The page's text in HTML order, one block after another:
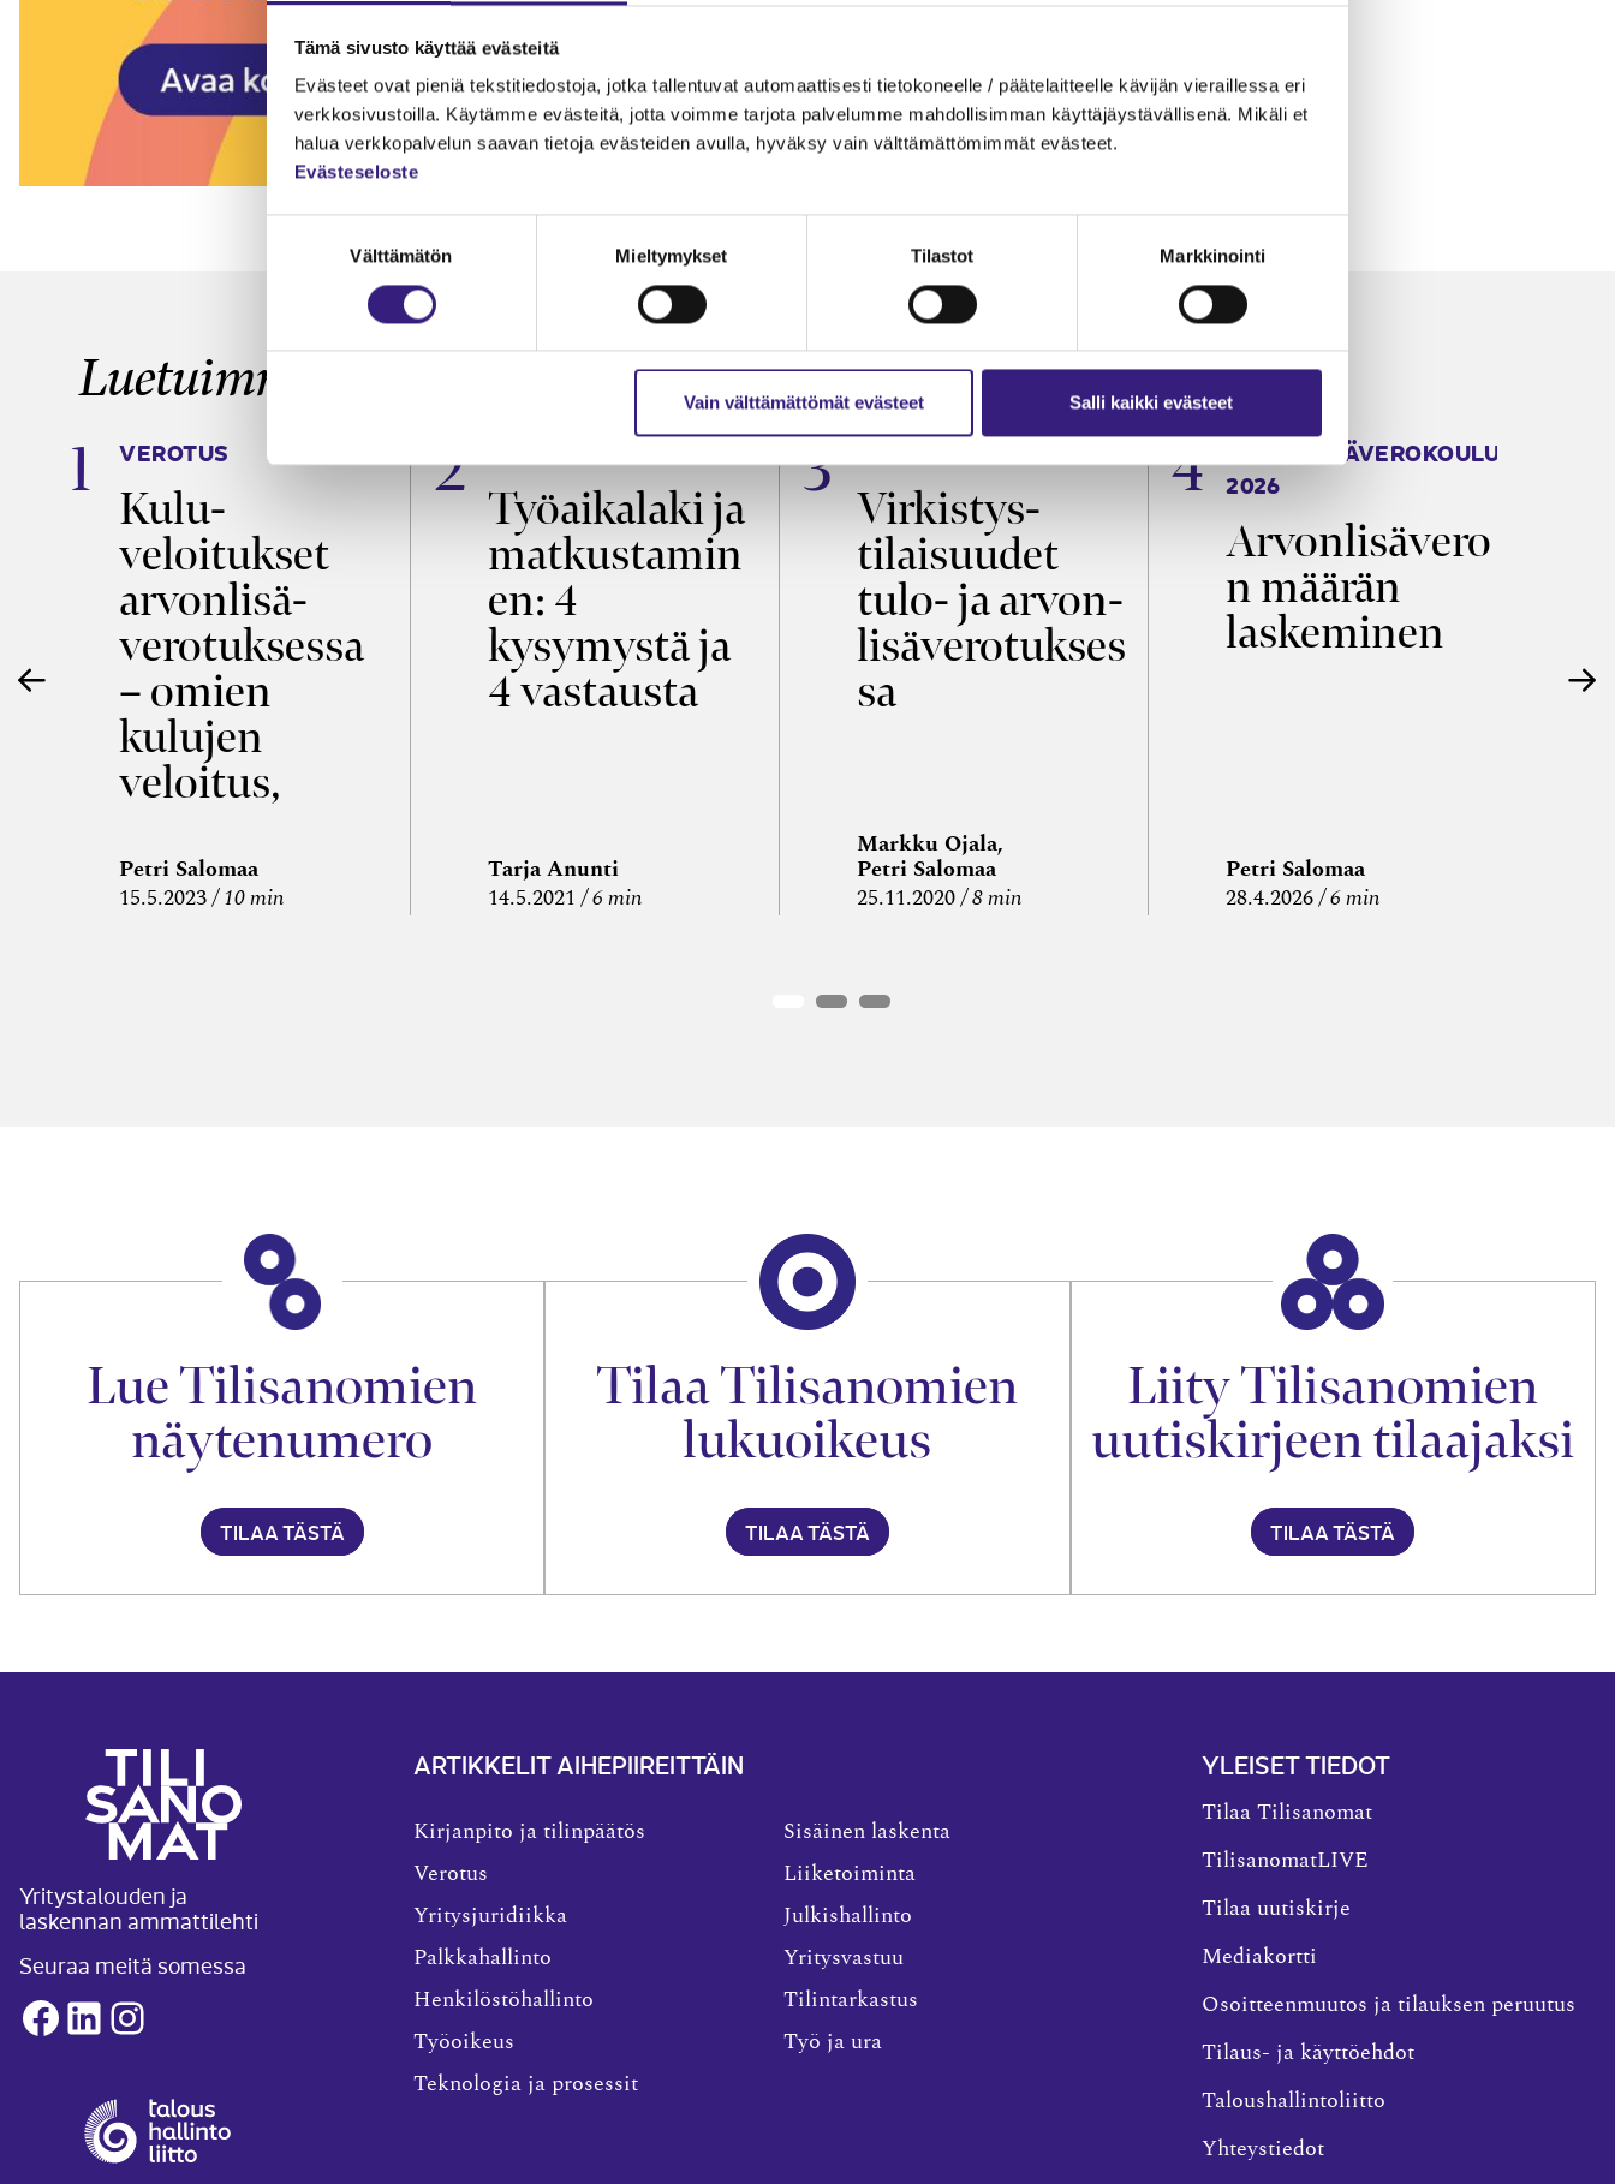
Tämä sivusto käyttää evästeitä
Evästeet ovat pieniä tekstitiedostoja, jotka tallentuvat automaattisesti tietokoneelle / päätelaitteelle kävijän vieraillessa eri
verkkosivustoilla. Käytämme evästeitä, jotta voimme tarjota palvelumme mahdollisimman käyttäjäystävällisenä. Mikäli et
halua verkkopalvelun saavan tietoja evästeiden avulla, hyväksy vain välttämättömimmät evästeet.
Evästeseloste
Välttämätön Mieltymykset Tilastot Markkinointi
Vain välttämättömät evästeet Salli kaikki evästeet
Luetuimmat
VEROTUS
Kulu­
veloitukset
arvon­lisä­
verotuksessa
– omien
kulujen
veloitus,
edelleen­
veloitus ja
Petri Salomaa
15.5.2023 10 min
Työaikalaki ja
matkustamin
en: 4
kysymystä ja
4 vastausta
Tarja Anunti
14.5.2021
6 min
Virkistys­
tilaisuudet
tulo- ja arvon­
lisäverotukses
sa
Markku Ojala,
Petri Salomaa
25.11.2020 8 min
ARVONLISÄVEROKOULU
2026
Arvonlisävero
n määrän
laskeminen
Petri Salomaa
28.4.2026 6 min
Lue Tilisanomien
näytenumero
TILAA TÄSTÄ
Tilaa Tilisanomien
lukuoikeus
TILAA TÄSTÄ
Liity Tilisanomien
uutiskirjeen tilaajaksi
TILAA TÄSTÄ
Yritystalouden ja
laskennan ammattilehti
Seuraa meitä somessa
Facebook
LinkedInInstagram
ARTIKKELIT AIHEPIIREITTÄIN
Kirjanpito ja tilinpäätös
Verotus
Yritysjuridiikka
Palkkahallinto
Henkilöstöhallinto
Työoikeus
Teknologia ja prosessit
Sisäinen laskenta
Liiketoiminta
Julkishallinto
Yritysvastuu
Tilintarkastus
Työ ja ura
YLEISET TIEDOT
Tilaa Tilisanomat
TilisanomatLIVE
Tilaa uutiskirje
Mediakortti
Osoitteenmuutos ja tilauksen peruutus
Tilaus- ja käyttöehdot
Taloushallintoliitto
Yhteystiedot